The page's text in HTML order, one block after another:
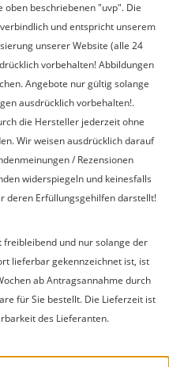
oben beschriebenen "uvp". Die
und entspricht unserem
unserer Website (alle 24
vorbehalten! Abbildungen
Angebote nur gültig solange
ausdrücklich vorbehalten!.
die Hersteller jederzeit ohne
Wir weisen ausdrücklich darauf
/ Rezensionen
widerspiegeln und keinesfalls
deren Erfüllungsgehilfen darstellt!
freibleibend und nur solange der
lieferbar gekennzeichnet ist, ist
ab Antragsannahme durch
für Sie bestellt. Die Lieferzeit ist
des Lieferanten.